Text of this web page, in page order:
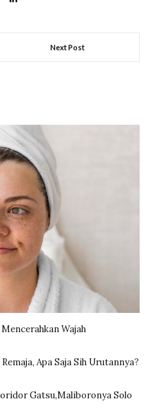
Next Post
Wajah
Apa Saja Sih Urutannya?
Gatsu,Maliboronya Solo